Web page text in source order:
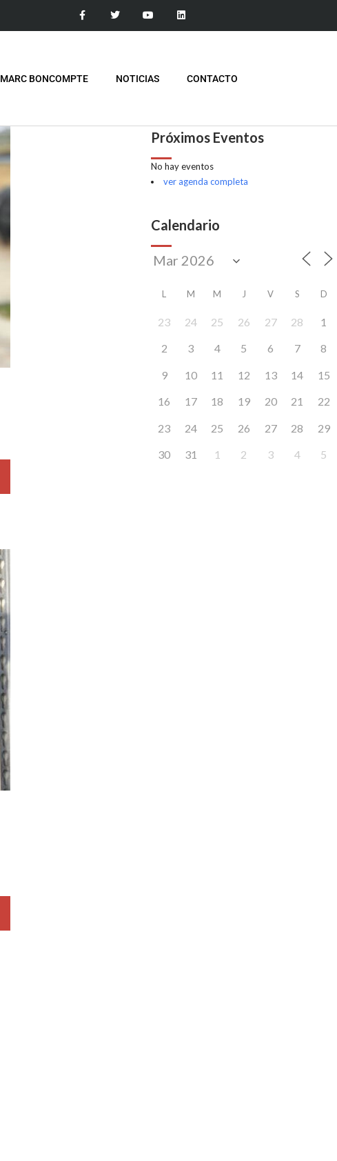
MARC BONCOMPTE NOTICIAS CONTACTO
Próximos Eventos
No hay eventos
ver agenda completa
Calendario
L M M J V S D
23 24 25 26 27 28 1
2 3 4 5 6 7 8
9 10 11 12 13 14 15
16 17 18 19 20 21 22
23 24 25 26 27 28 29
30 31 1 2 3 4 5